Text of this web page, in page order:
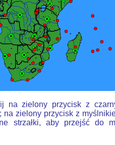
na zielony przycisk z
na zielony przycisk z
strzałki, aby przejść do